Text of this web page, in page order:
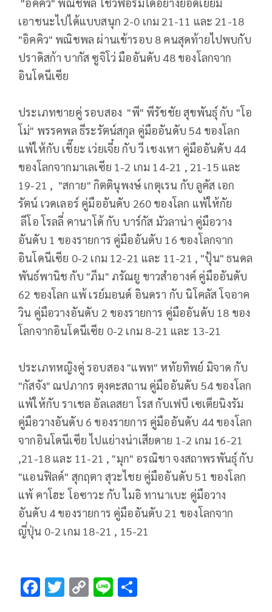
"อิคคิว" พณิชพล โชว์ฟอร์มได้อย่างยอดเยี่ยม
เอาชนะไปได้แบบสนุก 2-0 เกม 21-11 และ 21-18
"อิคคิว" พณิชพล ผ่านเข้ารอบ 8 คนสุดท้ายไปพบกับ
ปราดิสก้า บากัส ซูจิโว่ มืออันดับ 48 ของโลกจาก
อินโดนีเซีย
ประเภทชายคู่ รอบสอง "พี" พีรัชชัย สุขพันธุ์ กับ "โอ
โม่" พรรคพล ธีระรัตน์สกุล คู่มืออันดับ 54 ของโลก
แพ้ให้กับ เชี๊ยะ เว่ยเจี๋ย กับ วี เชงเหา คู่มืออันดับ 44
ของโลกจากมาเลเซีย 1-2 เกม 14-21 , 21-15 และ
19-21 , "สกาย" กิตตินุพงษ์ เกตุเรน กับ ลูคัส เอก
รัตน์ เวดเลอร์ คู่มืออันดับ 260 ของโลก แพ้ให้กัย
ลีโอ โรลลี่ คานาโด้ กับ บาร์กัส มัวลาน่า คู่มือวาง
อันดับ 1 ของรายการ คู่มืออันดับ 16 ของโลกจาก
อินโดนีเซีย 0-2 เกม 12-21 และ 11-21 , "ปุ้น" ธนดล
พันธ์พานิช กับ "ภีม" ภรัณยู ขาวสำอางค์ คู่มืออันดับ
62 ของโลก แพ้ เรย์มอนด์ อินดรา กับ นิโคลัส โจอาค
วิน คู่มือวางอันดับ 2 ของรายการ คู่มืออันดับ 18 ของ
โลกจากอินโดนีเซีย 0-2 เกม 8-21 และ 13-21
ประเภทหญิงคู่ รอบสอง "แพท" หทัยทิพย์ มิจาด กับ
"กัสจัง" ณปภากร ตุงคะสถาน คู่มืออันดับ 54 ของโลก
แพ้ให้กับ ราเชล อัลเลสยา โรส กับเฟบี เซเตียนิงรัม
คู่มือวางอันดับ 6 ของรายการ คู่มืออันดับ 44 ของโลก
จากอินโดนีเซีย ไปแย่างน่าเสียดาย 1-2 เกม 16-21
,21-18 และ 11-21 , "มุก" อรณิชา จงสถาพรพันธุ์ กับ
"แอนฟิลด์" สุกฤตา สุวะไชย คู่มืออันดับ 51 ของโลก
แพ้ คาโฮะ โอซาวะ กับ ไมอิ ทานาเบะ คู่มือวาง
อันดับ 4 ของรายการ คู่มืออันดับ 21 ของโลกจาก
ญี่ปุ่น 0-2 เกม 18-21 , 15-21
F T C Li